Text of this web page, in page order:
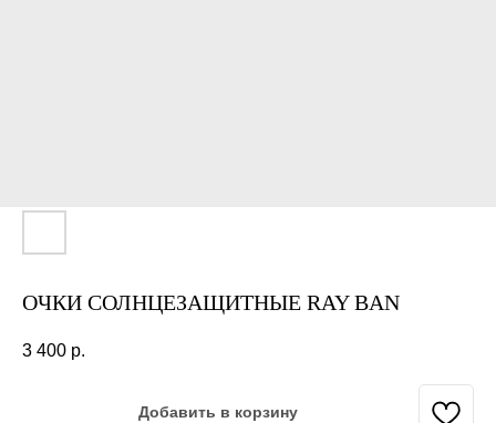
ОЧКИ СОЛНЦЕЗАЩИТНЫЕ RAY BAN
3 400 р.
Добавить в корзину